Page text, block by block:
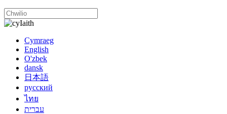
Iaith
Cymraeg
English
O'zbek
dansk
日本語
русский
ไทย
עברית